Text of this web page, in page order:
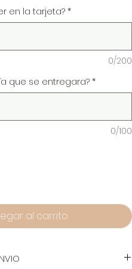
en la tarjeta?*
0/200
que se entregara? *
0/100
al carrito